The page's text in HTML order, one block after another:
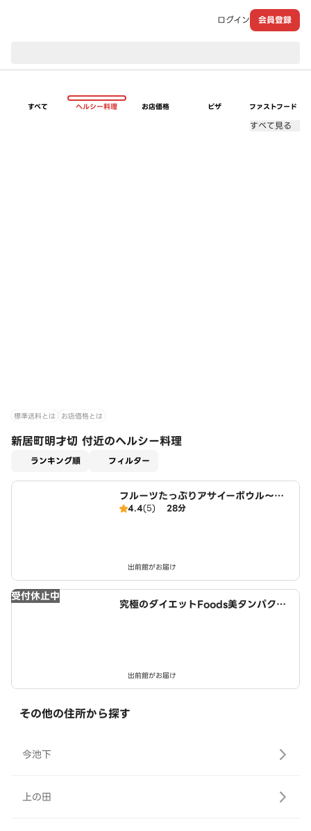
ログイン 会員登録
すべて ヘルシー料理 お店価格 ピザ ファストフード
すべて見る
標準送料とは お店価格とは
新居町明才切 付近のヘルシー料理
ランキング順 フィルター
フルーツたっぷりアサイーボウル～ワ
イキキ・ボウルズ 三郷駅店
4.4(5) 28分
出前館がお届け
受付休止中
究極のダイエットFoods美タンパクラ
出前館がお届け
その他の住所から探す
今池下
上の田